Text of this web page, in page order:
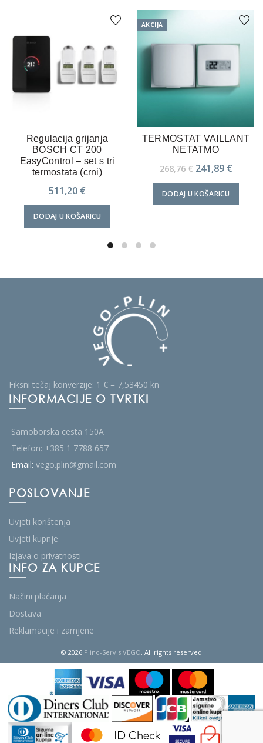
Regulacija grijanja
BOSCH CT 200
EasyControl – set s tri
termostata (crni)
511,20 €
DODAJ U KOŠARICU
AKCIJA
TERMOSTAT VAILLANT
NETATMO
268,76€ Izvorna
cijena
bila
241,89 €
cijena
DODAJ U KOŠARICU
Fiksni tečaj konverzije: 1 € = 7,53450 kn
INFORMACIJE O TVRTKI
Samoborska cesta 150A
Telefon: +385 1 7788 657
Email: vego.plin@gmail.com
POSLOVANJE
Uvjeti korištenja
Uvjeti kupnje
Izjava o privatnosti
INFO ZA KUPCE
Načini plaćanja
Dostava
Reklamacije i zamjene
© 2026 Plino-Servis VEGO. All rights reserved